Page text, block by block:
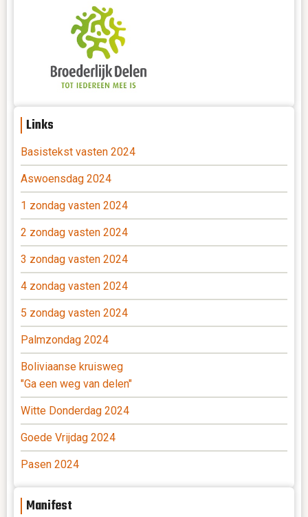
Links
Basistekst vasten 2024
Aswoensdag 2024
1 zondag vasten 2024
2 zondag vasten 2024
3 zondag vasten 2024
4 zondag vasten 2024
5 zondag vasten 2024
Palmzondag 2024
Boliviaanse kruisweg
"Ga een weg van delen"
Witte Donderdag 2024
Goede Vrijdag 2024
Pasen 2024
Manifest